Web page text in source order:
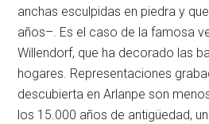
anchas esculpidas en piedra y
años–. Es el caso de la famosa
Willendorf, que ha decorado las
hogares. Representaciones
descubierta en Arlanpe son
los 15.000 años de antigüedad,